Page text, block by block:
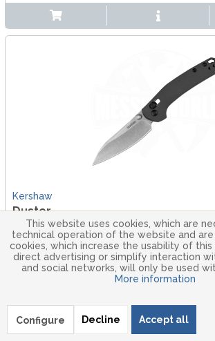
Kershaw
Duster
Kershaw Duster – leichtes EDC-
modifizierter Sheepfoot-Klinge, DuraLock-
kompakter Bauweise für den Alltag.
Ready to ship in 3-5 Days
This website uses cookies, which are
technical operation of the website and
cookies, which increase the usability of
direct advertising or simplify interaction
and social networks, will only be used
More information
Decline Accept all
Configure